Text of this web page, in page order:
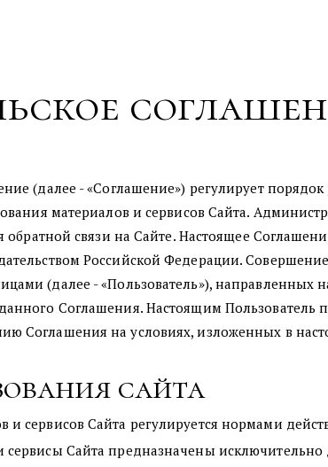
(далее - «Соглашение») регулирует
материалов и сервисов Сайта.
обратной связи на Сайте. Настоящее
Российской Федерации.
(далее - «Пользователь»), направленных
Соглашения. Настоящим Пользователь
Соглашения на условиях, изложенных в
сайта
сервисов Сайта регулируется нормами
Сайта предназначены исключительно